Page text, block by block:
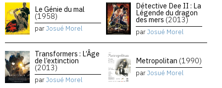
Le Génie du mal
(1958)
parJosué Morel
Détective Dee II : La
Légende du dragon
des mers (2013)
parJosué Morel
Transformers : L’Âge
de l’extinction
(2013)
parJosué Morel
Metropolitan (1990)
parJosué Morel